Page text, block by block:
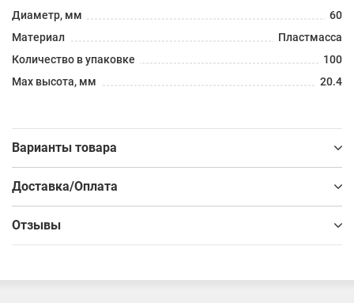
Диаметр, мм
60
Материал
Пластмасса
Количество в упаковке
100
Max высота, мм
20.4
Варианты товара
Доставка/Оплата
Отзывы